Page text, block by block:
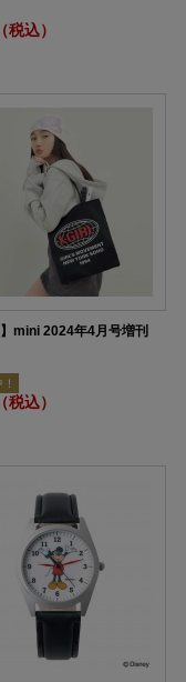
税込）
】mini 2024年4月号増刊
税込）